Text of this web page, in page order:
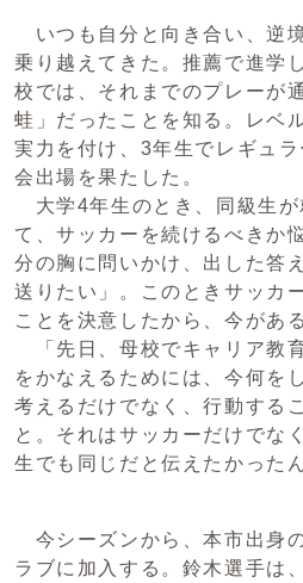
いつも自分と向き合い、逆
乗り越えてきた。推薦で進学
校では、それまでのプレーが
蛙」だったことを知る。レベ
実力を付け、3年生でレギュ
会出場を果たした。
大学4年生のとき、同級生が
て、サッカーを続けるべきか
分の胸に問いかけ、出した答
送りたい」。このときサッカ
ことを決意したから、今がある
「先日、母校でキャリア教
をかなえるためには、今何を
考えるだけでなく、行動する
と。それはサッカーだけでな
生でも同じだと伝えたかった
今シーズンから、本市出身
ラブに加入する。鈴木選手は